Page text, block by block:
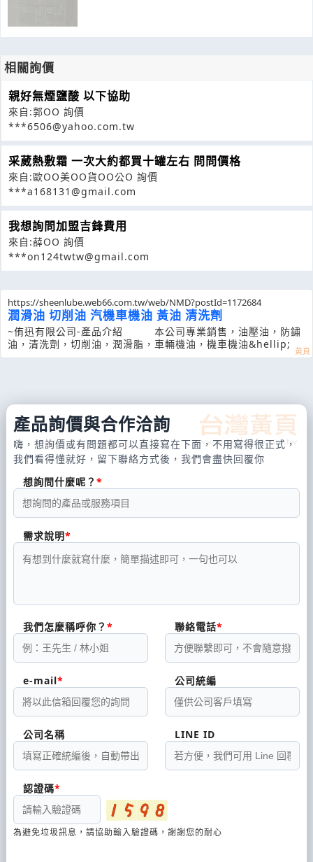
相關詢價
親好無煙鹽酸 以下協助
來自:郭OO 詢價
***6506@yahoo.com.tw
采葳熱敷霜 一次大約都買十罐左右 問問價格
來自:歐OO美OO貨OO公O 詢價
***a168131@gmail.com
我想詢問加盟吉鋒費用
來自:薛OO 詢價
***on124twtw@gmail.com
https://sheenlube.web66.com.tw/web/NMD?postId=1172684
潤滑油 切削油 汽機車機油 黃油 清洗劑
~侑迅有限公司-產品介紹 本公司專業銷售，油壓油，防鏽
油，清洗劑，切削油，潤滑脂，車輛機油，機車機油&hellip;
產品詢價與合作洽詢
嗨，想詢價或有問題都可以直接寫在下面，不用寫得很正式，
我們看得懂就好，留下聯絡方式後，我們會盡快回覆你
想詢問什麼呢？
需求說明
我們怎麼稱呼你？ 聯絡電話
e-mail 公司統編
公司名稱 LINE ID
認證碼
為避免垃圾訊息，請協助輸入驗證碼，謝謝您的耐心